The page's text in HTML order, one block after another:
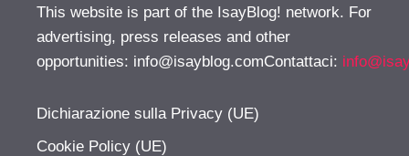
This website is part of the IsayBlog! network. For
advertising, press releases and other
opportunities: info@isayblog.comContattaci:
Dichiarazione sulla Privacy (UE)
Cookie Policy (UE)